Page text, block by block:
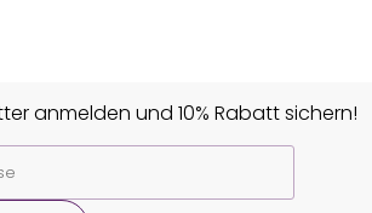
anmelden und 10% Rabatt sichern!